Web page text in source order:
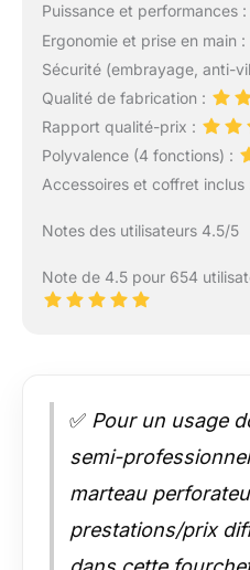
Puissance et performances :
Ergonomie et prise en main :
Sécurité (embrayage, anti-
Qualité de fabrication :
Rapport qualité-prix :
Polyvalence (4 fonctions) :
Accessoires et coffret inclus
Notes des utilisateurs 4.5/5
Note de 4.5 pour 654
✅ Pour un usage
semi-
marteau
prestations/prix